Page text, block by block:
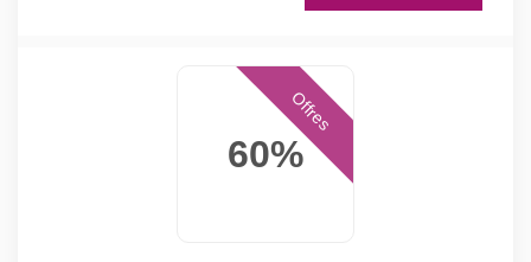
60%
Offres